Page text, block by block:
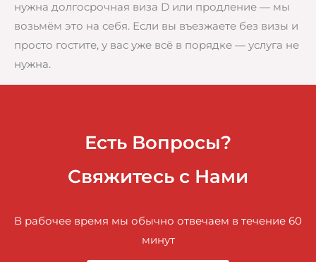
нужна долгосрочная виза D или продление — мы
возьмём это на себя. Если вы въезжаете без визы и
просто гостите, у вас уже всё в порядке — услуга не
нужна.
Есть Вопросы?
Свяжитесь с Нами
В рабочее время мы обычно отвечаем в течение 60
минут